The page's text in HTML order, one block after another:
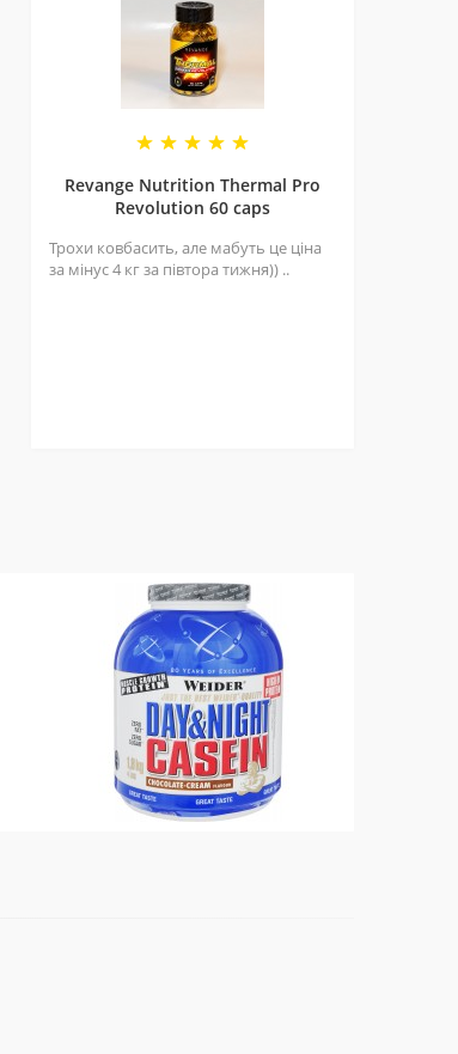
Revange Nutrition Thermal Pro
Revolution 60 caps
Трохи ковбасить, але мабуть це ціна
за мінус 4 кг за півтора тижня)) ..